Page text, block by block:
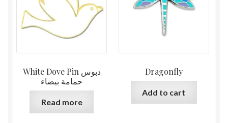
White Dove Pin دبوس
حمامة بيضاء
Read more
Dragonfly
Add to cart